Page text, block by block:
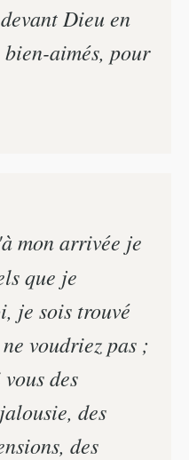
Dieu en
aimés, pour
mon arrivée je
que je
je sois trouvé
voudriez pas ;
des
des
des